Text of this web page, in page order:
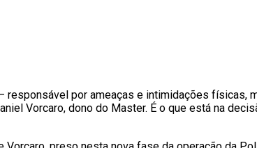
responsável por ameaças e intimidações
Vorcaro, dono do Master. É o que está na